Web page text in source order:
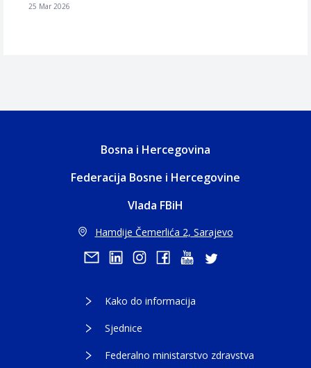
25 Mar 2026
Bosna i Hercegovina
Federacija Bosne i Hercegovine
Vlada FBiH
Hamdije Čemerlića 2, Sarajevo
Kako do informacija
Sjednice
Federalno ministarstvo zdravstva